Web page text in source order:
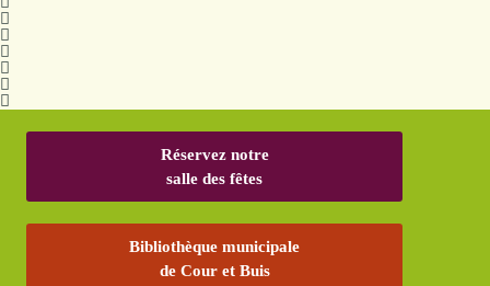
Réservez notre
salle des fêtes
Bibliothèque municipale
de Cour et Buis